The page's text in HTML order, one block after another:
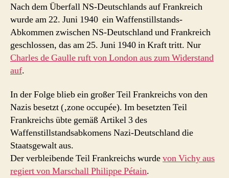
Nach dem Überfall NS-Deutschlands auf Frankreich
wurde am 22. Juni 1940 ein Waffenstillstands-
Abkommen zwischen NS-Deutschland und Frankreich
geschlossen, das am 25. Juni 1940 in Kraft tritt. Nur
Charles de Gaulle ruft von London aus zum Widerstand
auf.
In der Folge blieb ein großer Teil Frankreichs von den
Nazis besetzt (‚zone occupée). Im besetzten Teil
Frankreichs übte gemäß Artikel 3 des
Waffenstillstandsabkomens Nazi-Deutschland die
Staatsgewalt aus.
Der verbleibende Teil Frankreichs wurdevon Vichy aus
regiert von Marschall Philippe Pétain.